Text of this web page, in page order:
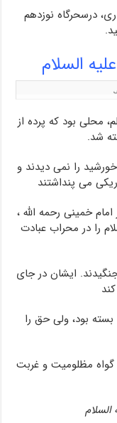
درسحرگاه نوزدهم
السلام
محلی بود که پرده از
شد.
را نمی دیدند و
می پنداشتند
خمینی رحمه الله ،
را در محراب عبادت
ایشان در جای
بود، ولی حق را
گواه مظلومیت و غربت